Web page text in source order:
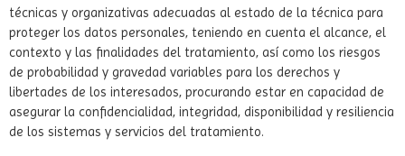
técnicas y organizativas adecuadas al estado de la técnica para
proteger los datos personales, teniendo en cuenta el alcance, el
contexto y las finalidades del tratamiento, así como los riesgos
de probabilidad y gravedad variables para los derechos y
libertades de los interesados, procurando estar en capacidad de
asegurar la confidencialidad, integridad, disponibilidad y resiliencia
de los sistemas y servicios del tratamiento.